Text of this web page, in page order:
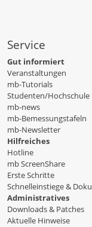
Service
Gut informiert
Veranstaltungen
mb-Tutorials
Studenten/Hochschule
mb-news
mb-Bemessungstafeln
mb-Newsletter
Hilfreiches
Hotline
mb ScreenShare
Erste Schritte
Schnelleinstiege & Doku
Administratives
Downloads & Patches
Aktuelle Hinweise